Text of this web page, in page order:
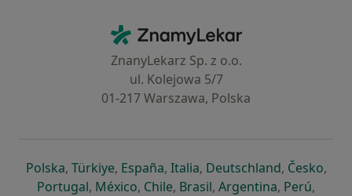
ZnamyLekar - Hlavní stránka
ZnanyLekarz Sp. z o.o.
ul. Kolejowa 5/7
01-217 Warszawa, Polska
Polskase otevře v nové záložce
, Türkiyese otevře v nové záložce
, Españase otevře v nové záložce
, Italiase otevře v nové záložce
, Deutschlandse otevře v
, Českose
,
Portugalse otevře v nové záložce
, Méxicose otevře v nové záložce
, Chilese otevře v nové záložce
, Brasilse otevře v nové
, Argentinase otevře v
, Perúse
,